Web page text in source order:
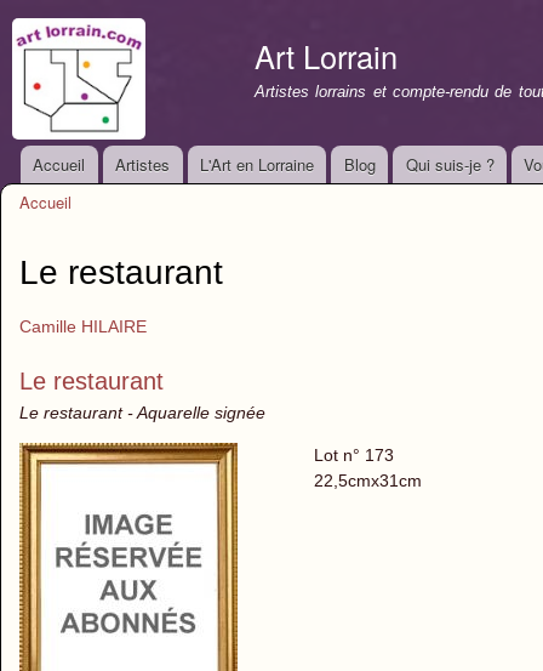
Art Lorrain
Artistes lorrains et compte-rendu de
Menu principal
Accueil Artistes L'Art en Lorraine Blog Qui suis-je ?
Accueil
Le restaurant
Camille HILAIRE
Le restaurant
Le restaurant - Aquarelle signée
Lot n° 173
22,5cmx31cm